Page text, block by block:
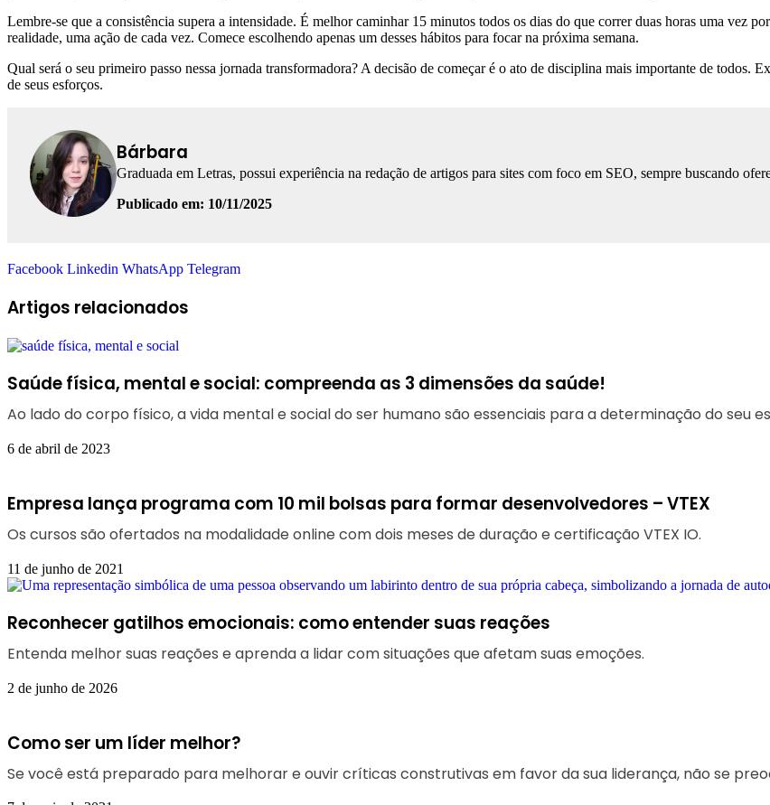
Lembre-se que a consistência supera a intensidade. É melhor caminhar 15 minutos todos os dias do que correr duas horas uma vez
realidade, uma ação de cada vez. Comece escolhendo apenas um desses hábitos para focar na próxima semana.
Qual será o seu primeiro passo nessa jornada transformadora? A decisão de começar é o ato de disciplina mais importante de todos.
de seus esforços.
Bárbara
Graduada em Letras, possui experiência na redação de artigos para sites com foco em SEO, sempre buscando
Publicado em: 10/11/2025
Facebook Linkedin WhatsApp Telegram
Artigos relacionados
Saúde física, mental e social: compreenda as 3 dimensões da saúde!
Ao lado do corpo físico, a vida mental e social do ser humano são essenciais para a determinação do seu
6 de abril de 2023
Empresa lança programa com 10 mil bolsas para formar desenvolvedores – VTEX
Os cursos são ofertados na modalidade online com dois meses de duração e certificação VTEX IO.
11 de junho de 2021
Reconhecer gatilhos emocionais: como entender suas reações
Entenda melhor suas reações e aprenda a lidar com situações que afetam suas emoções.
2 de junho de 2026
Como ser um líder melhor?
Se você está preparado para melhorar e ouvir críticas construtivas em favor da sua liderança, não se